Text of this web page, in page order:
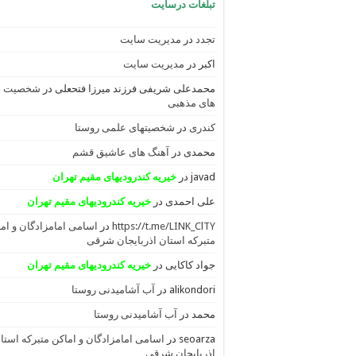
تبلغات درسایت
تجدد در مدیریت سایت
اکبر در مدیریت سایت
محمدعلی شریفی فرزند میرزا فتحعلی در شخصیت
های مذهبی
کندری در شخصیتهای علمی روستا
محمدی در آهنگ های عاشیق قشم
javad در خیریه کندرودیهای مقیم تهران
علی احمدی در خیریه کندرودیهای مقیم تهران
https://t.me/LINK_ClTY در
اسامی امامزادگان و
متبرکه استان اذربایجان شرقی
جواد کاکایی در خیریه کندرودیهای مقیم تهران
alikondori در آب آشامیدنی روستا
محمد در آب آشامیدنی روستا
seoarza در
اسامی امامزادگان و اماکن متبرکه
اذربایجان شرقی